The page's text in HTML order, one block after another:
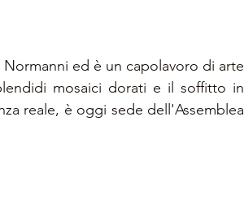
ed è un capolavoro di arte
mosaici dorati e il soffitto in
reale, è oggi sede dell'Assemblea